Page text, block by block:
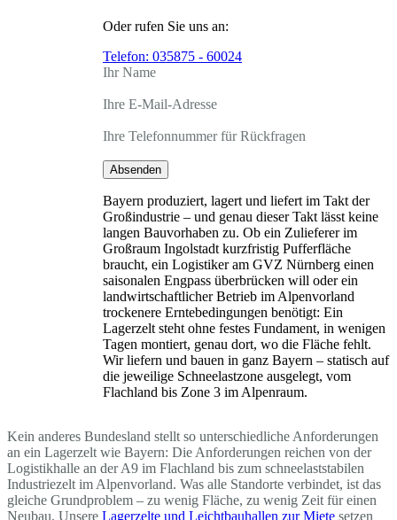
Oder rufen Sie uns an:
Telefon: 035875 - 60024
Ihr Name
Ihre E-Mail-Adresse
Ihre Telefonnummer für Rückfragen
Absenden
Bayern produziert, lagert und liefert im Takt der
Großindustrie – und genau dieser Takt lässt keine
langen Bauvorhaben zu. Ob ein Zulieferer im
Großraum Ingolstadt kurzfristig Pufferfläche
braucht, ein Logistiker am GVZ Nürnberg einen
saisonalen Engpass überbrücken will oder ein
landwirtschaftlicher Betrieb im Alpenvorland
trockenere Erntebedingungen benötigt: Ein
Lagerzelt steht ohne festes Fundament, in wenigen
Tagen montiert, genau dort, wo die Fläche fehlt.
Wir liefern und bauen in ganz Bayern – statisch auf
die jeweilige Schneelastzone ausgelegt, vom
Flachland bis Zone 3 im Alpenraum.
Kein anderes Bundesland stellt so unterschiedliche Anforderungen
an ein Lagerzelt wie Bayern: Die Anforderungen reichen von der
Logistikhalle an der A9 im Flachland bis zum schneelaststabilen
Industriezelt im Alpenvorland. Was alle Standorte verbindet, ist das
gleiche Grundproblem – zu wenig Fläche, zu wenig Zeit für einen
Neubau. Unsere Lagerzelte und Leichtbauhallen zur Miete setzen